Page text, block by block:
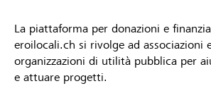
La piattaforma per donazioni e
eroilocali.ch si rivolge ad associazioni
organizzazioni di utilità pubblica per
e attuare progetti.